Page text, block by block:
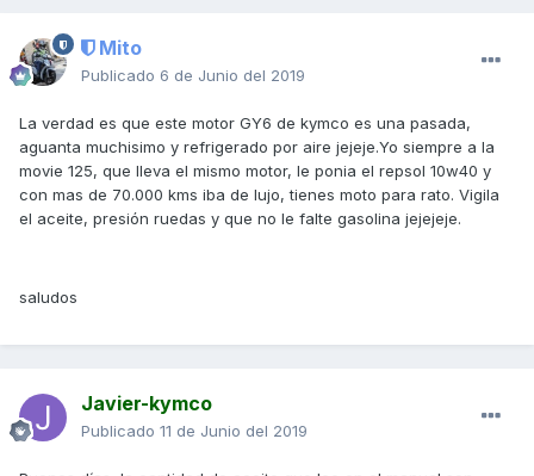
Mito
Publicado 6 de Junio del 2019
La verdad es que este motor GY6 de kymco es una pasada,
aguanta muchisimo y refrigerado por aire jejeje.Yo siempre a la
movie 125, que lleva el mismo motor, le ponia el repsol 10w40 y
con mas de 70.000 kms iba de lujo, tienes moto para rato. Vigila
el aceite, presión ruedas y que no le falte gasolina jejejeje.
saludos
Javier-kymco
Publicado 11 de Junio del 2019